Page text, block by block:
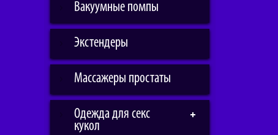
Вакуумные помпы
Экстендеры
Массажеры простаты
Одежда для секс
кукол